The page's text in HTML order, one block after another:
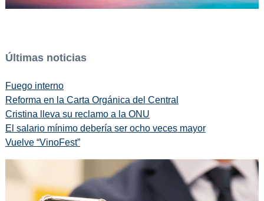
Últimas noticias
Fuego interno
Reforma en la Carta Orgánica del Central
Cristina lleva su reclamo a la ONU
El salario mínimo debería ser ocho veces mayor
Vuelve “VinoFest”